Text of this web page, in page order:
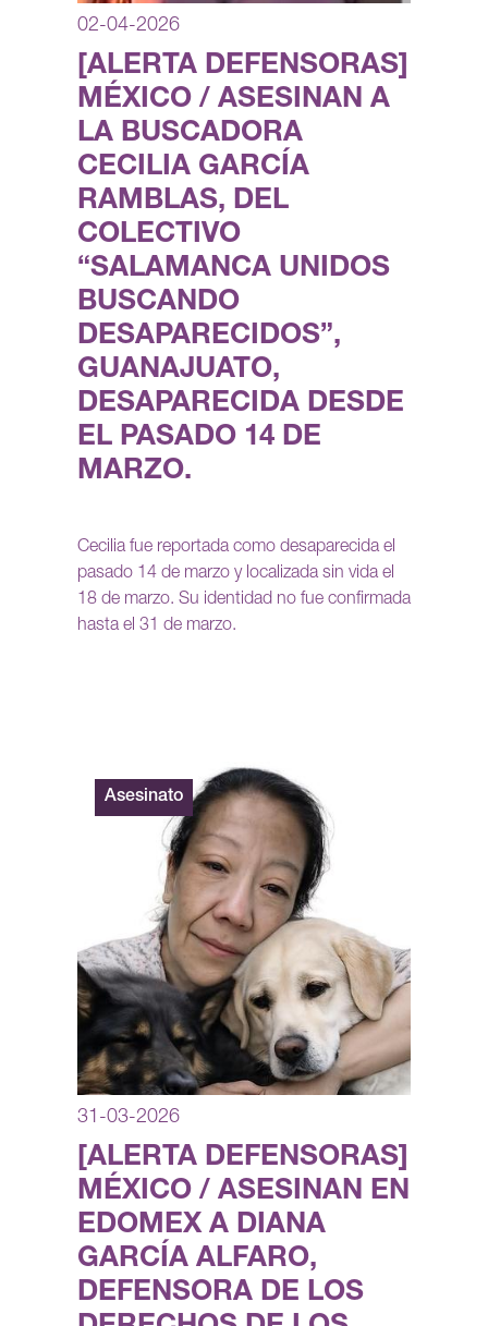
02-04-2026
[ALERTA DEFENSORAS]
MÉXICO / ASESINAN A
LA BUSCADORA
CECILIA GARCÍA
RAMBLAS, DEL
COLECTIVO
“SALAMANCA UNIDOS
BUSCANDO
DESAPARECIDOS”,
GUANAJUATO,
DESAPARECIDA DESDE
EL PASADO 14 DE
MARZO.
Cecilia fue reportada como desaparecida el
pasado 14 de marzo y localizada sin vida el
18 de marzo. Su identidad no fue confirmada
hasta el 31 de marzo.
Asesinato
31-03-2026
[ALERTA DEFENSORAS]
MÉXICO / ASESINAN EN
EDOMEX A DIANA
GARCÍA ALFARO,
DEFENSORA DE LOS